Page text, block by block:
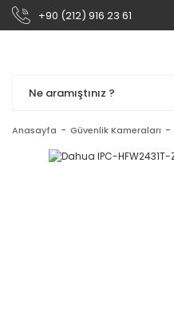
+90 (212) 916 23 61
Anasayfa Güvenlik Kameraları